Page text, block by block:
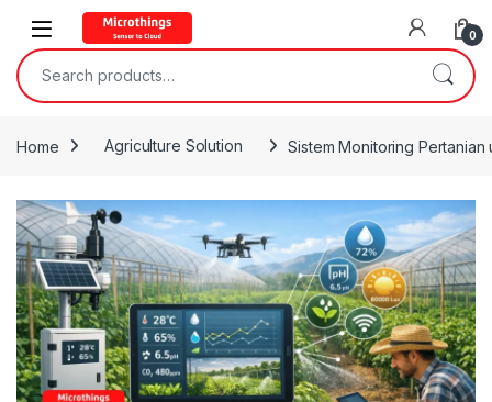
Open 0
Search for:
Home Agriculture Solution Sistem Monitoring Pertanian